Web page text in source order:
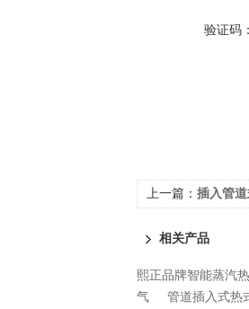
验证码
上一篇： 插入管
相关产品
熙正品牌智能蒸汽
气
管道插入式热